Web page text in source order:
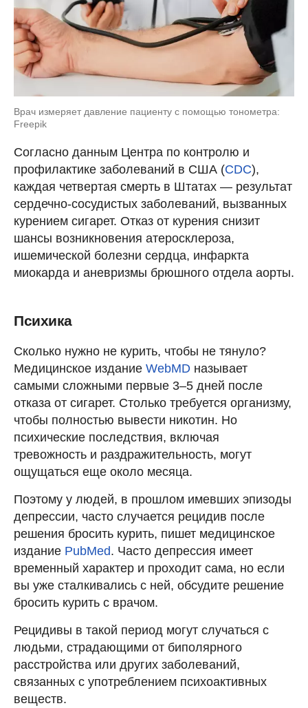
Врач измеряет давление пациенту с помощью тонометра:
Freepik
Согласно данным Центра по контролю и
профилактике заболеваний в США (CDC),
каждая четвертая смерть в Штатах — результат
сердечно-сосудистых заболеваний, вызванных
курением сигарет. Отказ от курения снизит
шансы возникновения атеросклероза,
ишемической болезни сердца, инфаркта
миокарда и аневризмы брюшного отдела аорты.
Психика
Сколько нужно не курить, чтобы не тянуло?
Медицинское издание WebMD называет
самыми сложными первые 3–5 дней после
отказа от сигарет. Столько требуется организму,
чтобы полностью вывести никотин. Но
психические последствия, включая
тревожность и раздражительность, могут
ощущаться еще около месяца.
Поэтому у людей, в прошлом имевших эпизоды
депрессии, часто случается рецидив после
решения бросить курить, пишет медицинское
издание PubMed. Часто депрессия имеет
временный характер и проходит сама, но если
вы уже сталкивались с ней, обсудите решение
бросить курить с врачом.
Рецидивы в такой период могут случаться с
людьми, страдающими от биполярного
расстройства или других заболеваний,
связанных с употреблением психоактивных
веществ.